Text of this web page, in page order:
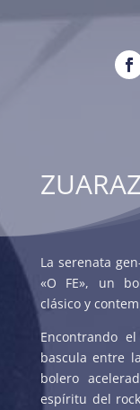
La serenata
«O FE», un
clásico y
Encontrando
bascula entre
bolero
espíritu del